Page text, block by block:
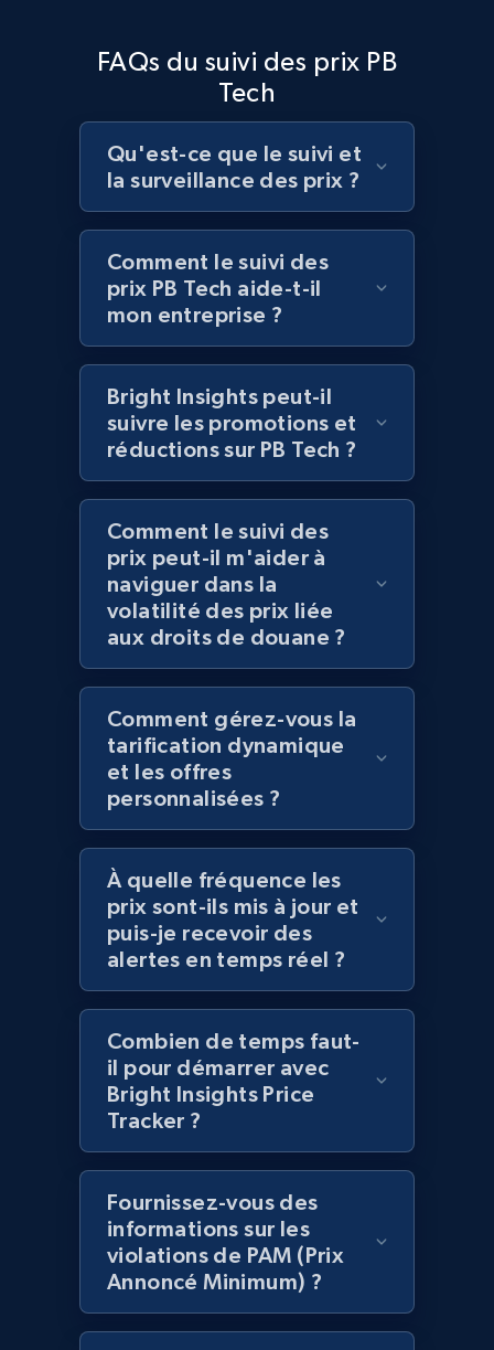
products by best sellers category URL
Title, Seller name, Brand, Description, Initial
price, Currency, Availability, Reviews count, and
Amazon products global dataset - Collect
Amazon products by seller URL
Title, Seller name, Brand, Description, Initial
price, Currency, Availability, Reviews count, and
2.1K+ 375+ Commencer
Amazon products global dataset - Collect
products from Brands URLs
Title, Seller name, Brand, Description, Initial
price, Currency, Availability, Reviews count, and
more.
375+ Commencer
Home Depot US
URL, Domain, Country code, Model number,
Sku, Product id, Product name, Manufacturer,
and more.
2.1K+ 353+ Commencer
Home Depot US - Gather data on products
using specified keywords
URL, Domain, Country code, Model number,
Sku, Product id, Product name, Manufacturer,
and more.
2.1K+ 353+ Commencer
FAQs du suivi des prix PB
Tech
Qu'est-ce que le suivi et
la surveillance des prix ?
Comment le suivi des
prix PB Tech aide-t-il
mon entreprise ?
Bright Insights peut-il
suivre les promotions et
réductions sur PB Tech ?
Comment le suivi des
prix peut-il m'aider à
naviguer dans la
volatilité des prix liée
aux droits de douane ?
Comment gérez-vous la
tarification dynamique
et les offres
personnalisées ?
À quelle fréquence les
prix sont-ils mis à jour et
puis-je recevoir des
alertes en temps réel ?
Combien de temps faut-
il pour démarrer avec
Bright Insights Price
Tracker ?
Fournissez-vous des
informations sur les
violations de PAM (Prix
Annoncé Minimum) ?